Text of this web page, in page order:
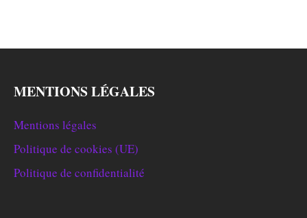
MENTIONS LÉGALES
Mentions légales
Politique de cookies (UE)
Politique de confidentialité